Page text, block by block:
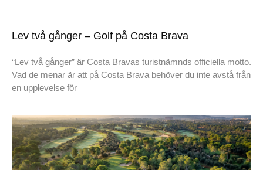
Lev två gånger – Golf på Costa Brava
“Lev två gånger” är Costa Bravas turistnämnds officiella motto.
Vad de menar är att på Costa Brava behöver du inte avstå från
en upplevelse för